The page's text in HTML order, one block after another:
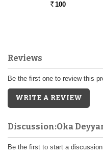
Rs. 100
Reviews
Be the first one to review this
WRITE A REVIEW
Discussion:Oka
Be the first to start a discussion